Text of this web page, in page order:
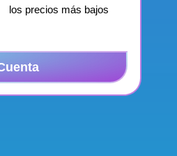
los precios más bajos